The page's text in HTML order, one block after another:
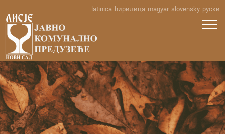
content
latinica ћирилица magyar slovensky руски